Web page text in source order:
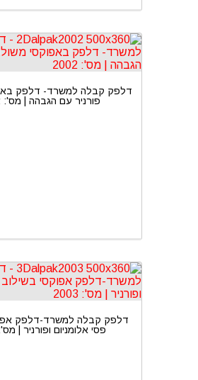
דלפק קבלה למשרד- דלפק
פורניר עם הגבהה | מס': 2002
דלפק קבלה למשרד-דלפק
פסי אלומניום ופורניר | מס':